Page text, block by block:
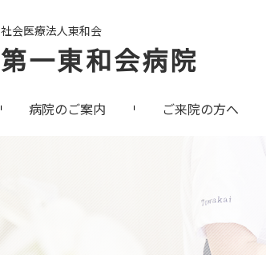
社会医療法人東和会
第一東和会病院
病院のご案内 ご来院の方へ